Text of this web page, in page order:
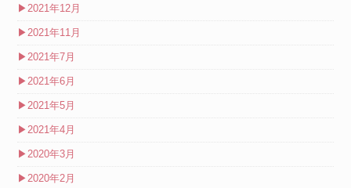
▶2021年12月
▶2021年11月
▶2021年7月
▶2021年6月
▶2021年5月
▶2021年4月
▶2020年3月
▶2020年2月